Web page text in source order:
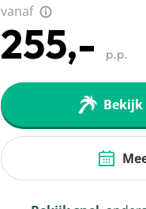
vanaf
255,- p.p.
Bekijk